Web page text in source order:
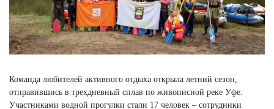
Команда любителей активного отдыха открыла летний сезон,
отправившись в трехдневный сплав по живописной реке Уфе.
Участниками водной прогулки стали 17 человек – сотрудники